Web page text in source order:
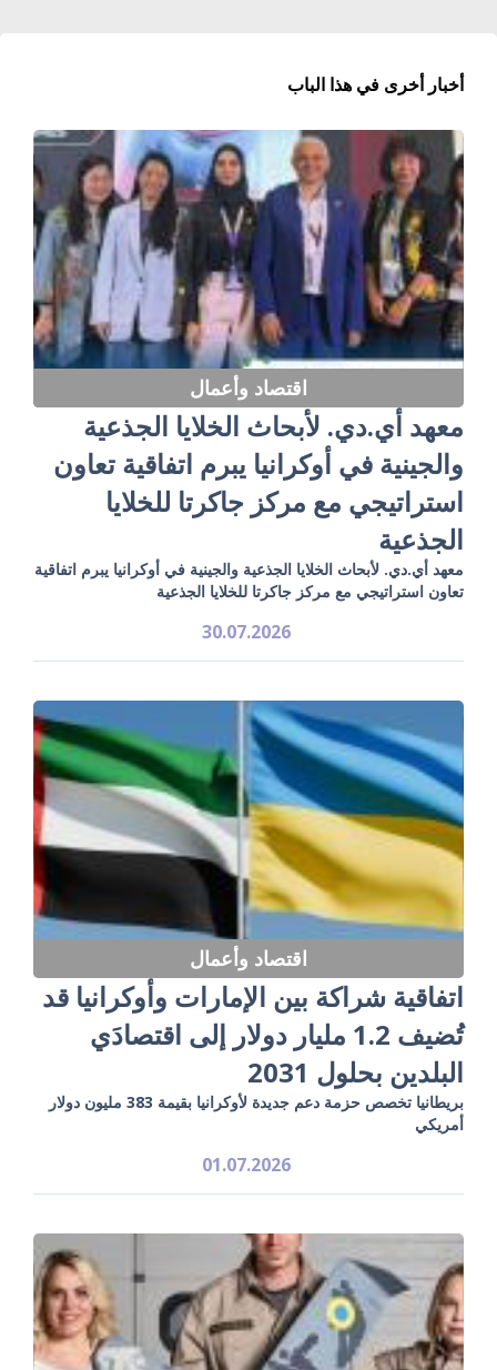
أخبار أخرى في هذا الباب
اقتصاد وأعمال
معهد أي.دي. لأبحاث الخلايا الجذعية
والجينية في أوكرانيا يبرم اتفاقية تعاون
استراتيجي مع مركز جاكرتا للخلايا
الجذعية
معهد أي.دي. لأبحاث الخلايا الجذعية والجينية في أوكرانيا يبرم اتفاقية
تعاون استراتيجي مع مركز جاكرتا للخلايا الجذعية
30.07.2026
اقتصاد وأعمال
اتفاقية شراكة بين الإمارات وأوكرانيا قد
تُضيف 1.2 مليار دولار إلى اقتصادَي
البلدين بحلول 2031
بريطانيا تخصص حزمة دعم جديدة لأوكرانيا بقيمة 383 مليون دولار
أمريكي
01.07.2026